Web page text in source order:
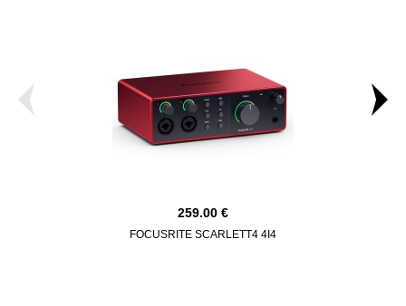
259.00
FOCUSRITE SCARLETT4 4I4